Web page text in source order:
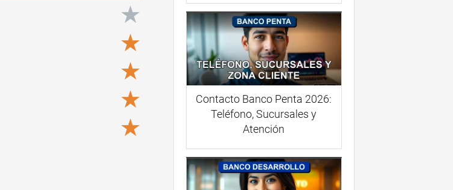
★
★
★
★
★
Contacto Banco Penta 2026:
Teléfono, Sucursales y
Atención